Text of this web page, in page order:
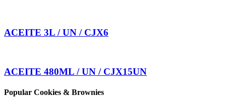
ACEITE 3L / UN / CJX6
ACEITE 480ML / UN / CJX15UN
Popular Cookies & Brownies